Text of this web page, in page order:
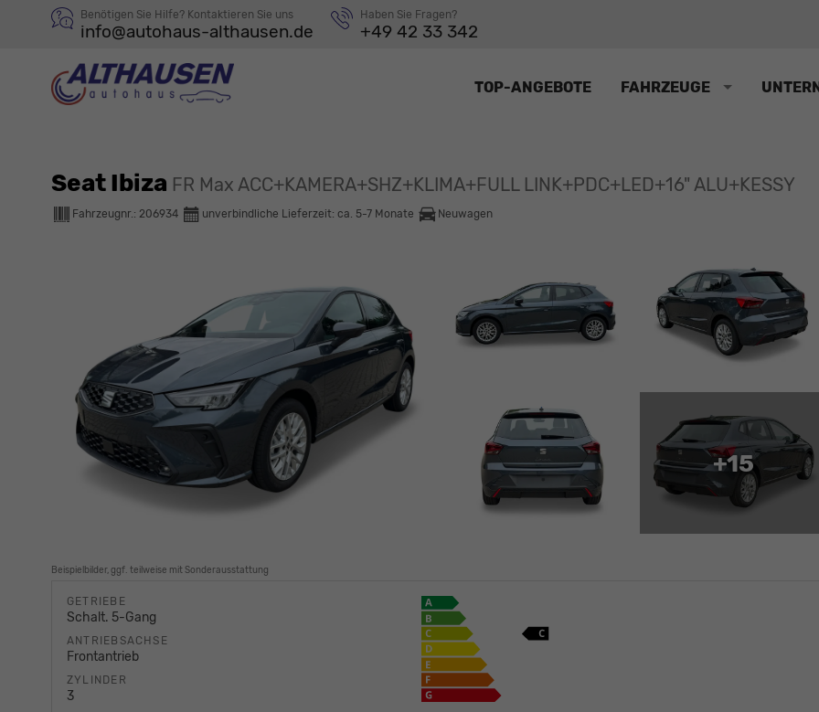
Benötigen Sie Hilfe? Kontaktieren Sie uns
info@autohaus-althausen.de
Haben Sie Fragen?
+49 42 33 342
TOP-ANGEBOTE FAHRZEUGE
Seat Ibiza FR Max ACC+KAMERA+SHZ+KLIMA+FULL LINK+PDC+LED+16" ALU+KESSY
Fahrzeugnr.: 206934 unverbindliche Lieferzeit: ca. 5-7 Monate Neuwagen
+15
Beispielbilder, ggf. teilweise mit Sonderausstattung
GETRIEBE
Schalt. 5-Gang
ANTRIEBSACHSE
Frontantrieb
ZYLINDER
3